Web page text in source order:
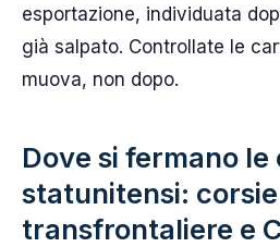
esportazione, individuata
già salpato. Controllate le
muova, non dopo.
Dove si fermano
statunitensi: corsie
transfrontaliere e